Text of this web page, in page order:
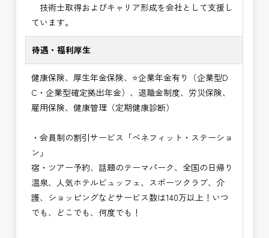
技術士取得およびキャリア形成を会社として支援し
ています。
待遇・福利厚生
健康保険、厚生年金保険、⭐企業年金有り（企業型D
C・企業型確定拠出年金）、退職金制度、労災保険、
雇用保険、健康管理（定期健康診断）
・会員制の割引サービス「ベネフィット・ステーショ
ン」
宿・ツアー予約、話題のテーマパーク、全国の日帰り
温泉、人気ホテルビュッフェ、スポーツクラブ、介
護、ショッピングなどサービス数は140万以上！いつ
でも、どこでも、何度でも！